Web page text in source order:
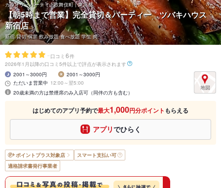
カラオケ・パーティ | 歌舞伎町 | 東京都
【朝5時まで営業】完全貸切＆パーティー ツバキハウス
新宿店
新宿 貸切 個室 飲み放題 食べ放題 学生 肉
- 口コミ 6件
2026年1月以降の口コミ5件以上で評点が表示されます
2001～3000円
2001～3000円
ただいま営業中 12:00～翌5:00
20歳未満の方は禁煙席のみ入店可（同伴の方も含む）
はじめてのアプリ予約で最大1,000円分ポイント もらえる
アプリでひらく
ポイントプラス対象店
スマート支払い可
適格請求書発行事業者